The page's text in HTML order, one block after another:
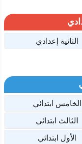
الثانية إعدادي
الخامس ابتدائي
الثالث ابتدائي
الأول ابتدائي